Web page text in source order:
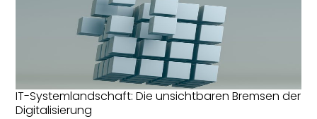
IT-Systemlandschaft: Die unsichtbaren Bremsen der
Digitalisierung